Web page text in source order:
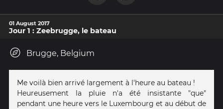
01 August 2017
Jour 1 : Zeebrugge, le bateau
Brugge, Belgium
Me voilà bien arrivé largement à l'heure au bateau !
Heureusement la pluie n'a été insistante "que"
pendant une heure vers le Luxembourg et au début de